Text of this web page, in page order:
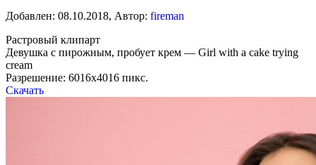
Добавлен: 08.10.2018, Автор: fireman
Растровый клипарт
Девушка с пирожным, пробует крем — Girl with a cake trying
cream
Разрешение: 6016х4016 пикс.
Скачать